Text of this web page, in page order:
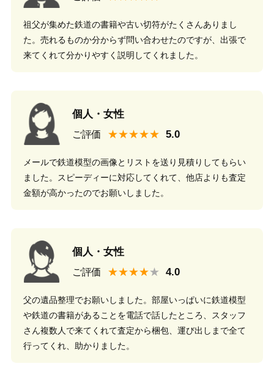
祖父が集めた鉄道の書籍や古い切符がたくさんありまし
た。売れるものか分からず問い合わせたのですが、出張で
来てくれて分かりやすく説明してくれました。
個人・女性
ご評価 ★★★★★
メールで鉄道模型の画像とリストを送り見積りしてもらい
ました。スピーディーに対応してくれて、他店よりも査定
金額が高かったのでお願いしました。
個人・女性
ご評価 ★★★★
父の遺品整理でお願いしました。部屋いっぱいに鉄道模型
や鉄道の書籍があることを電話で話したところ、スタッフ
さん複数人で来てくれて査定から梱包、運び出しまで全て
行ってくれ、助かりました。